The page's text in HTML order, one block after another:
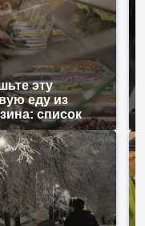
эту
еду из
список